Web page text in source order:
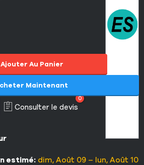
Ajouter Au Panier
Consulter le devis
0
Maintenant
estimé: dim, Août 09 – lun, Août 10